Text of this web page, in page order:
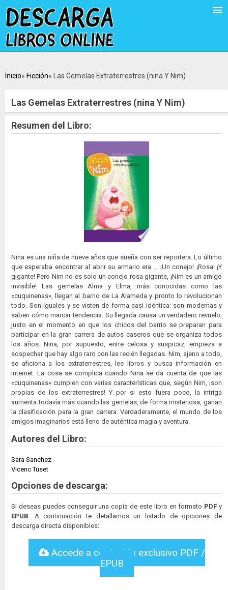
Inicio Ficción Las Gemelas Extraterrestres (nina Y Nim)
Las Gemelas Extraterrestres (nina Y Nim)
Resumen del Libro:
Nina es una niña de nueve años que sueña con ser reportera. Lo último
que esperaba encontrar al abrir su armario era … ¡Un conejo! ¡Rosa! ¡Y
gigante! Pero Nim no es solo un conejo rosa gigante, ¡Nim es un amigo
invisible! Las gemelas Alma y Elma, más conocidas como las
«cuquinenas», llegan al barrio de La Alameda y pronto lo revolucionan
todo. Son iguales y se visten de forma casi idéntica: son modernas y
saben cómo marcar tendencia. Su llegada causa un verdadero revuelo,
justo en el momento en que los chicos del barrio se preparan para
participar en la gran carrera de autos caseros que se organiza todos
los años. Nina, por supuesto, entre celosa y suspicaz, empieza a
sospechar que hay algo raro con las recién llegadas. Nim, ajeno a todo,
se aficiona a los extraterrestres, lee libros y busca información en
internet. La cosa se complica cuando Nina se da cuenta de que las
«cuquinenas» cumplen con varias características que, según Nim, ¡son
propias de los extraterrestres! Y por si esto fuera poco, la intriga
aumenta todavía más cuando las gemelas, de forma misteriosa, ganan
la clasificación para la gran carrera. Verdaderamente, el mundo de los
amigos imaginarios está lleno de auténtica magia y aventura.
Autores del Libro:
Sara Sanchez
Vicenc Tuset
Opciones de descarga:
Si deseas puedes conseguir una copia de este libro en formato PDF y
EPUB . A continuación te detallamos un listado de opciones de
descarga directa disponibles:
Accede a contenido exclusivo PDF /
EPUB